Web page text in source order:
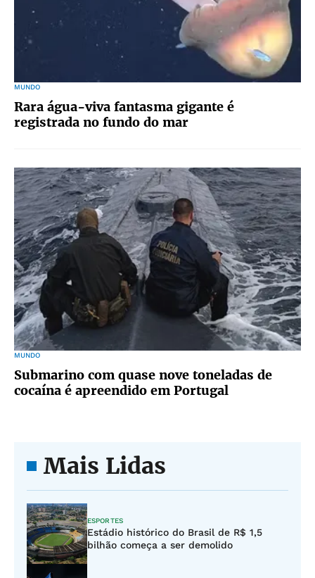
MUNDO
Rara água-viva fantasma gigante é
registrada no fundo do mar
MUNDO
Submarino com quase nove toneladas de
cocaína é apreendido em Portugal
Mais Lidas
ESPORTES
Estádio histórico do Brasil de R$ 1,5
bilhão começa a ser demolido